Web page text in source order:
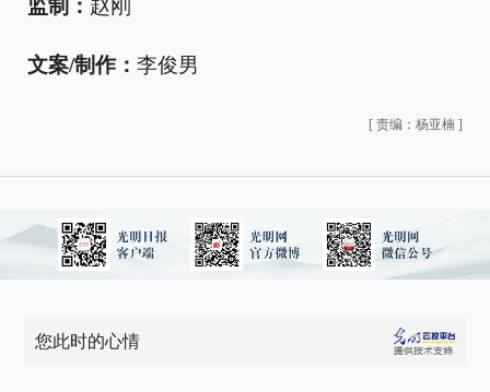
监制： 赵刚
文案/制作： 李俊男
[ 责编：杨亚楠 ]
您此时的心情